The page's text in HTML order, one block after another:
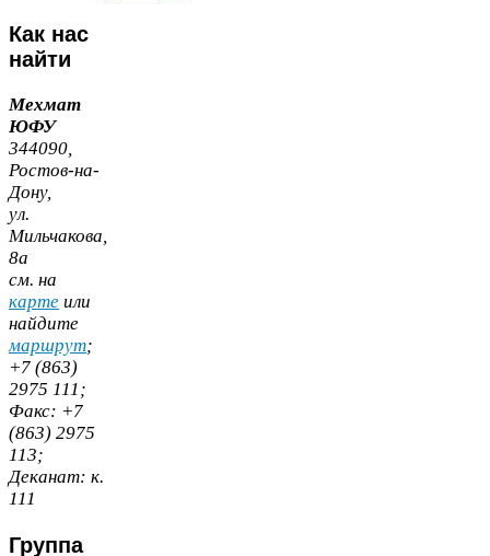
Как нас
найти
Мехмат
ЮФУ
344090,
Ростов-​на-​
Дону,
ул.
Мильчакова,
8а
cм. на
карте или
найдите
маршрут;
+7 (863)
2975 111;
Факс: +7
(863) 2975
113;
Деканат: к.
111
Группа